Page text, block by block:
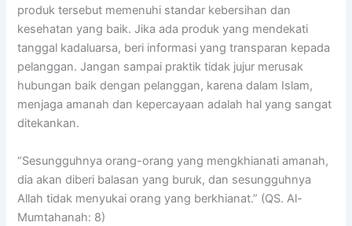
produk tersebut memenuhi standar kebersihan dan
kesehatan yang baik. Jika ada produk yang mendekati
tanggal kadaluarsa, beri informasi yang transparan kepada
pelanggan. Jangan sampai praktik tidak jujur merusak
hubungan baik dengan pelanggan, karena dalam Islam,
menjaga amanah dan kepercayaan adalah hal yang sangat
ditekankan.
“Sesungguhnya orang-orang yang mengkhianati amanah,
dia akan diberi balasan yang buruk, dan sesungguhnya
Allah tidak menyukai orang yang berkhianat.” (QS. Al-
Mumtahanah: 8)